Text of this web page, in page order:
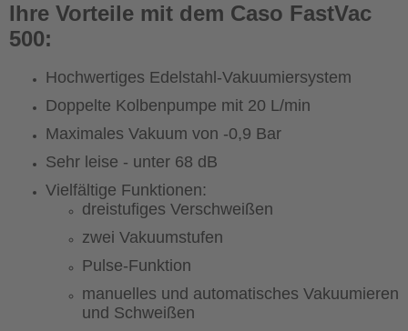
Ihre Vorteile mit dem Caso FastVac
500:
Hochwertiges Edelstahl-Vakuumiersystem
Doppelte Kolbenpumpe mit 20 L/min
Maximales Vakuum von -0,9 Bar
Sehr leise - unter 68 dB
Vielfältige Funktionen:
dreistufiges Verschweißen
zwei Vakuumstufen
Pulse-Funktion
manuelles und automatisches Vakuumieren
und Schweißen